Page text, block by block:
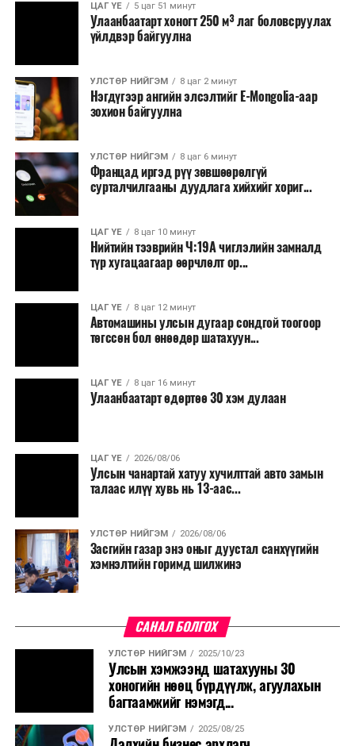
ЦАГ ҮЕ 5 цаг 51 минут
Улаанбаатарт хоногт 250 м³ лаг боловсруулах
үйлдвэр байгуулна
УЛСТӨР НИЙГЭМ 8 цаг 2 минут
Нэгдүгээр ангийн элсэлтийг E-Mongolia-аар
зохион байгуулна
УЛСТӨР НИЙГЭМ 8 цаг 6 минут
Францад иргэд рүү зөвшөөрөлгүй
сурталчилгааны дуудлага хийхийг хориг...
ЦАГ ҮЕ 8 цаг 10 минут
Нийтийн тээврийн Ч:19А чиглэлийн замналд
түр хугацаагаар өөрчлөлт ор...
ЦАГ ҮЕ 8 цаг 12 минут
Автомашины улсын дугаар сондгой тоогоор
төгссөн бол өнөөдөр шатахуун...
ЦАГ ҮЕ 8 цаг 16 минут
Улаанбаатарт өдөртөө 30 хэм дулаан
ЦАГ ҮЕ 2026/08/06
Улсын чанартай хатуу хучилттай авто замын
талаас илүү хувь нь 13-аас...
УЛСТӨР НИЙГЭМ 2026/08/06
Засгийн газар энэ оныг дуустал санхүүгийн
хэмнэлтийн горимд шилжинэ
САНАЛ БОЛГОХ
УЛСТӨР НИЙГЭМ 2025/10/23
Улсын хэмжээнд шатахууны 30
хоногийн нөөц бүрдүүлж, агуулахын
багтаамжийг нэмэгд...
УЛСТӨР НИЙГЭМ 2025/08/25